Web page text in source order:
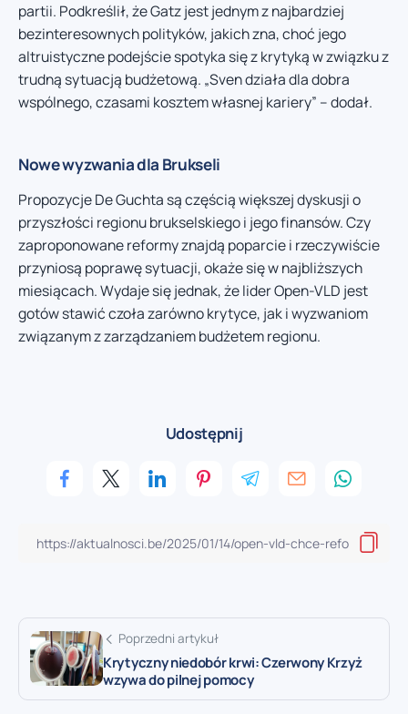
partii. Podkreślił, że Gatz jest jednym z najbardziej
bezinteresownych polityków, jakich zna, choć jego
altruistyczne podejście spotyka się z krytyką w związku z
trudną sytuacją budżetową. „Sven działa dla dobra
wspólnego, czasami kosztem własnej kariery” – dodał.
Nowe wyzwania dla Brukseli
Propozycje De Guchta są częścią większej dyskusji o
przyszłości regionu brukselskiego i jego finansów. Czy
zaproponowane reformy znajdą poparcie i rzeczywiście
przyniosą poprawę sytuacji, okaże się w najbliższych
miesiącach. Wydaje się jednak, że lider Open-VLD jest
gotów stawić czoła zarówno krytyce, jak i wyzwaniom
związanym z zarządzaniem budżetem regionu.
Udostępnij
Poprzedni artykuł
Krytyczny niedobór krwi: Czerwony Krzyż
wzywa do pilnej pomocy